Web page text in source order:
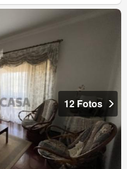
12 Fotos